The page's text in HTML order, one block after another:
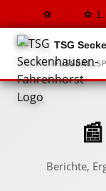
1.
TSG
Berichte,